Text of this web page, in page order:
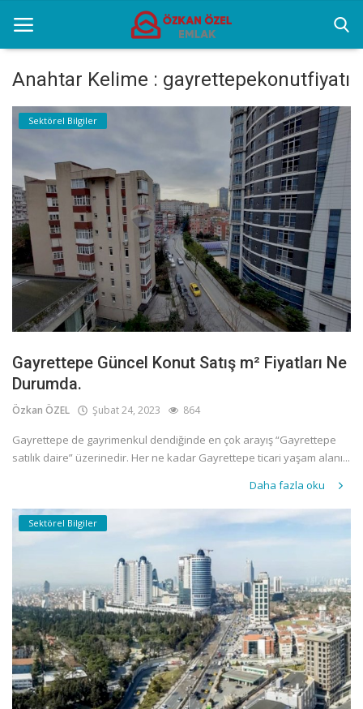
Anasayfa
Gayrettepe Binalar
Galeri
İletişim
Türkçe
Anahtar Kelime : gayrettepekonutfiyatı
Sektörel Bilgiler
Gayrettepe Güncel Konut Satış m² Fiyatları Ne
Durumda.
Özkan ÖZEL Şubat 24, 2023 864
Gayrettepe de gayrimenkul dendiğinde en çok arayış “Gayrettepe
satılık daire” üzerinedir. Her ne kadar Gayrettepe ticari yaşam alanı...
Daha fazla oku
Sektörel Bilgiler